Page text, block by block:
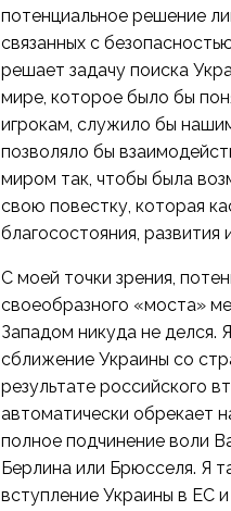
потенциальное решение
связанных с
решает задачу поиска
мире, которое было бы
игрокам, служило бы
позволяло бы
миром так, чтобы была
свою повестку, которая
благосостояния, развития
С моей точки зрения,
своеобразного «моста»
Западом никуда не делся.
сближение Украины со
результате российского
автоматически обрекает
полное подчинение воли
Берлина или Брюсселя. Я
вступление Украины в ЕС